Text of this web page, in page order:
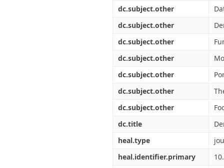
dc.subject.other
dc.subject.other
dc.subject.other
dc.subject.other
dc.subject.other
dc.subject.other
dc.subject.other
dc.title
heal.type
heal.identifier.primary